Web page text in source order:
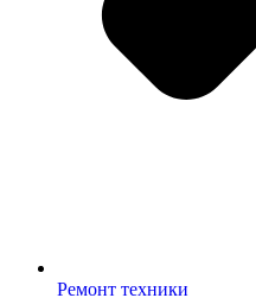
Ремонт техники